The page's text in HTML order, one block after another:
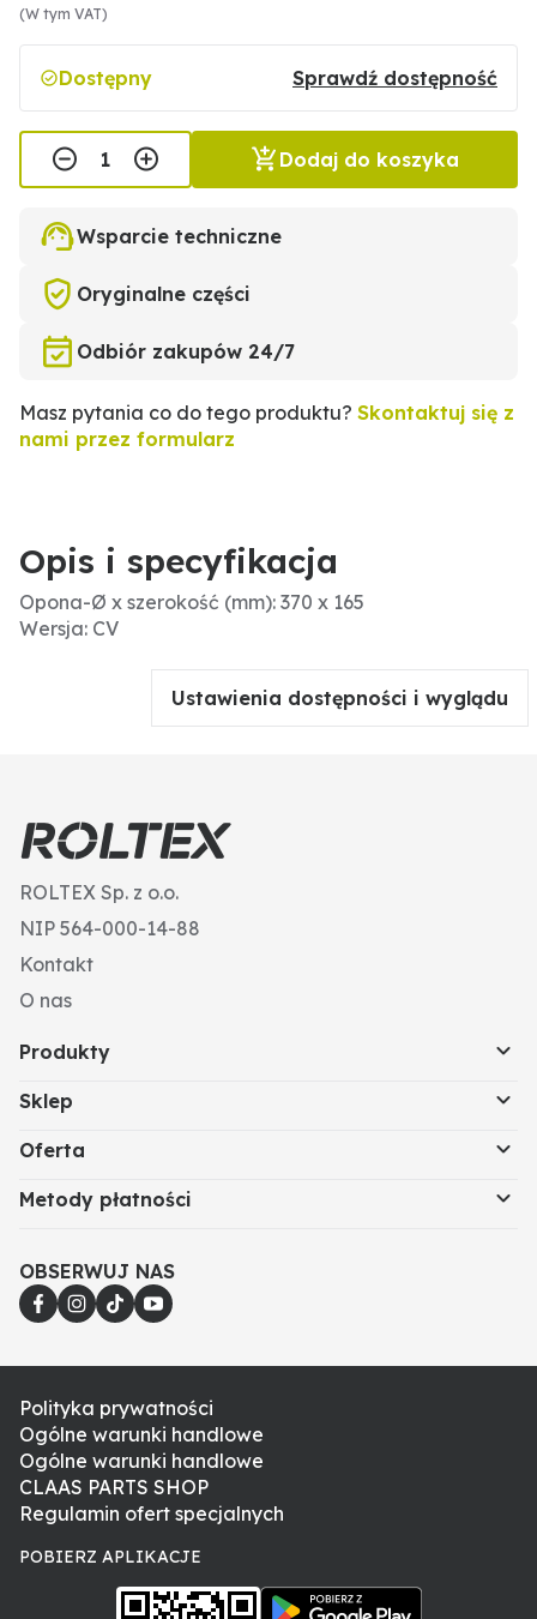
(W tym VAT)
Dostępny Sprawdź dostępność
Dodaj do koszyka
Wsparcie techniczne
Oryginalne części
Odbiór zakupów 24/7
Masz pytania co do tego produktu? Skontaktuj się z
nami przez formularz
Opis i specyfikacja
Opona-Ø x szerokość (mm): 370 x 165
Wersja: CV
Ustawienia dostępności i wyglądu
ROLTEX Sp. z o.o.
NIP 564-000-14-88
Kontakt
O nas
Produkty
Sklep
Oferta
Metody płatności
OBSERWUJ NAS
Polityka prywatności
Ogólne warunki handlowe
Ogólne warunki handlowe
CLAAS PARTS SHOP
Regulamin ofert specjalnych
POBIERZ APLIKACJE